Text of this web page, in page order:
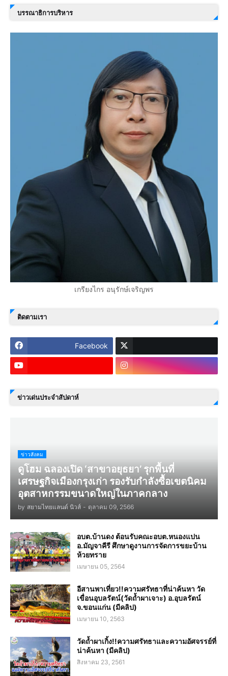
บรรณาธิการบริหาร
เกรียงไกร อนุรักษ์เจริญพร
ติดตามเรา
Facebook
ข่าวเด่นประจำสัปดาห์
ข่าวสังคม
ดูโฮม ฉลองเปิด ‘สาขาอยุธยา’ รุกพื้นที่
เศรษฐกิจเมืองกรุงเก่า รองรับกำลังซื้อเขตนิคม
อุตสาหกรรมขนาดใหญ่ในภาคกลาง
by สยามไทยแลนด์ นิวส์ - ตุลาคม 09, 2566
อบต.บ้านดง ต้อนรับคณะอบต.หนองแปน
อ.มัญจาคีรี ศึกษาดูงานการจัดการขยะบ้าน
ห้วยทราย
เมษายน 05, 2564
อีสานพาเที่ยว!!ความศรัทธาที่น่าค้นหา วัด
เขื่อนอุบลรัตน์(วัดถ้ำผาเจาะ) อ.อุบลรัตน์
จ.ขอนแก่น (มีคลิป)
เมษายน 10, 2563
วัดถ้ำผาเกิ้ง!!ความศรัทธาและความอัศจรรย์ที่
น่าค้นหา (มีคลิป)
สิงหาคม 23, 2561